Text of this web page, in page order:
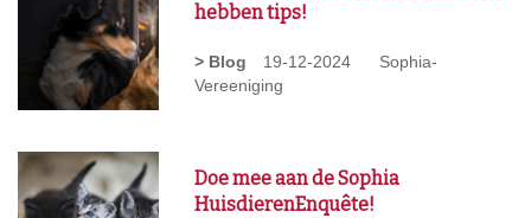
> Blog 19-12-2024
Sophia-
Vereeniging
hebben tips!
Doe mee aan de Sophia
HuisdierenEnquête!